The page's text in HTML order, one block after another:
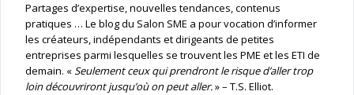
Partages d’expertise, nouvelles tendances, contenus
pratiques … Le blog du Salon SME a pour vocation d’informer
les créateurs, indépendants et dirigeants de petites
entreprises parmi lesquelles se trouvent les PME et les ETI de
demain. «Seulement ceux qui prendront le risque d’aller trop
loin découvriront jusqu’où on peut aller.» – T.S. Elliot.